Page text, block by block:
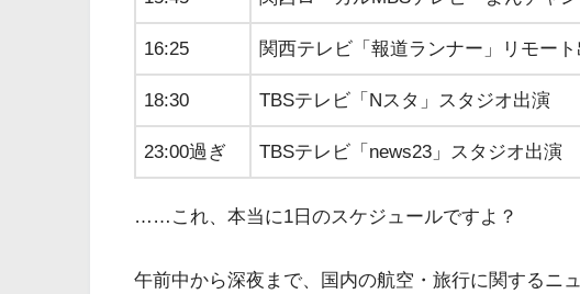
16:25 関西テレビ「報道ランナー」リモー
18:30 TBSテレビ「Nスタ」スタジオ出演
23:00過ぎ TBSテレビ「news23」スタジオ出演
……これ、本当に1日のスケジュールですよ？
午前中から深夜まで、国内の航空・旅行に関するニ